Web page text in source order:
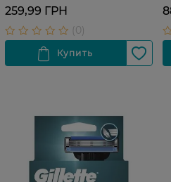
259,99 ГРН